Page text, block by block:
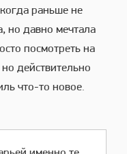
раньше не
но давно мечтала
посмотреть на
действительно
что-то новое.